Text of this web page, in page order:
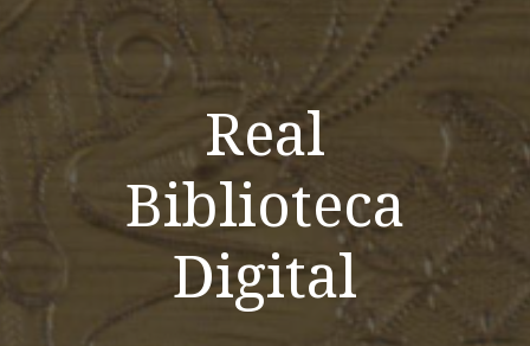
Real
Biblioteca
Digital